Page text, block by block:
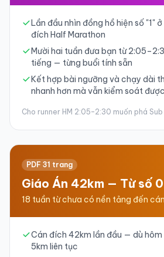
Lần đầu nhìn đồng hồ hiện số "1"
đích Half Marathon
Mười hai tuần đưa bạn từ
tiếng — từng buổi tính sẵn
Kết hợp bài ngưỡng và chạy dài
nhanh hơn mà vẫn kiểm soát được
Cho runner HM 2:05–2:30 muốn phá Sub
PDF 31 trang
Giáo Án 42km — Từ số 0
18 tuần từ chưa có nền tảng đến
Cán đích 42km lần đầu — dù
5km liên tục